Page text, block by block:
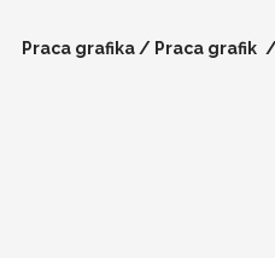
Praca grafika / Praca grafik